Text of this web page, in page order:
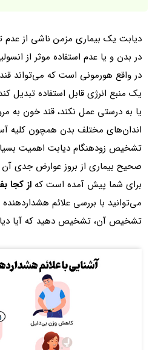
دیابت یک بیماری مزمن ناشی از عدم
در بدن و یا عدم استفاده موثر از
در واقع هورمونی است که می‌تواند
یک منبع انرژی قابل استفاده تبدیل
یا به درستی عمل نکند، قند خون به
اندان‌های مختلف بدن همچون کلیه
تشخیص زودهنگام دیابت اهمیت
صحیح بیماری از بروز عوارض جدی آن
برای شما پیش آمده است که از کجا
می‌توانید با بررسی علائم
تشخیص آن، تشخیص دهید که آیا